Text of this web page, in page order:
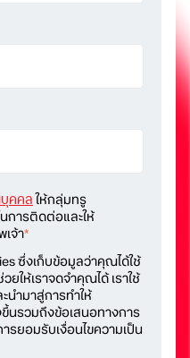
คคลให้กลุ่มทรู
การติดต่อและให้
จ้า*
ซึ่งเก็บข้อมูลว่าคุณได้ใช้
ยให้เราจดจำคุณได้ เราใช้
นำมาสู่การทำให้
นรวมถึงข้อเสนอทางการ
ยอมรับเงื่อนไขความเป็น